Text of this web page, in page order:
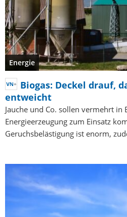
Energie
Biogas: Deckel drauf,
entweicht
Jauche und Co. sollen vermehrt in
Energieerzeugung zum Einsatz
Geruchsbelästigung ist enorm,